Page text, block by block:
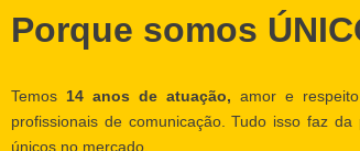
Porque somos
Temos 14 anos de atuação, amor e
profissionais de comunicação. Tudo isso faz
únicos no mercado.